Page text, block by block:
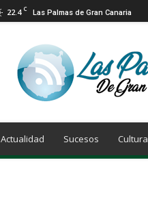
22.4 C Las Palmas de Gran Canaria
Las
Palmas
de
Canaria
Actualidad Sucesos Cultura